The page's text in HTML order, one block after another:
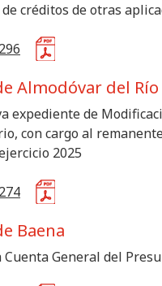
créditos de otras
Almodóvar del Río
expediente de
con cargo al
2025
Baena
General del